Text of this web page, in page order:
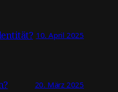
10. April 2025
20. März 2025